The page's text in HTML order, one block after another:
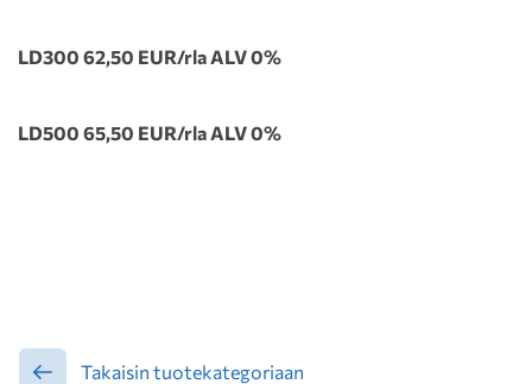
LD300 62,50 EUR/rla ALV 0%
LD500 65,50 EUR/rla ALV 0%
Takaisin tuotekategoriaan